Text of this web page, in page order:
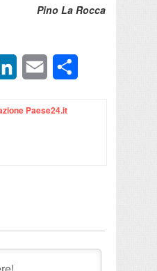
Pino La Rocca
LinkedInEmail
Paese24.it